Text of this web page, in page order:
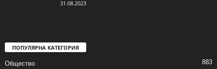
31.08.2023
ПОПУЛЯРНА КАТЕГОРИЯ
Общество 883